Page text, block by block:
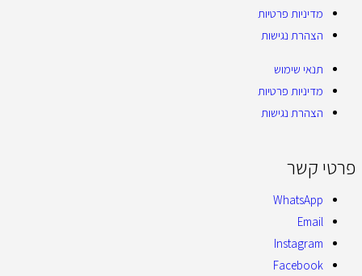
מדיניות פרטיות
הצהרת נגישות
תנאי שימוש
מדיניות פרטיות
הצהרת נגישות
פרטי קשר
WhatsApp
Email
Instagram
Facebook